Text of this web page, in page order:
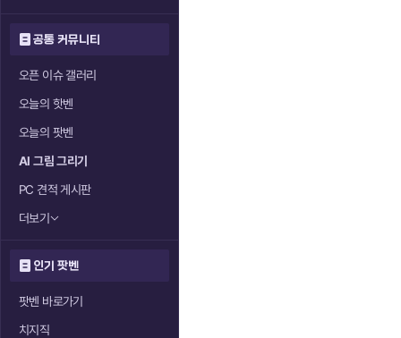
공통 커뮤니티
오픈 이슈 갤러리
오늘의 핫벤
오늘의 팟벤
AI 그림 그리기
PC 견적 게시판
더보기
인기 팟벤
팟벤 바로가기
치지직